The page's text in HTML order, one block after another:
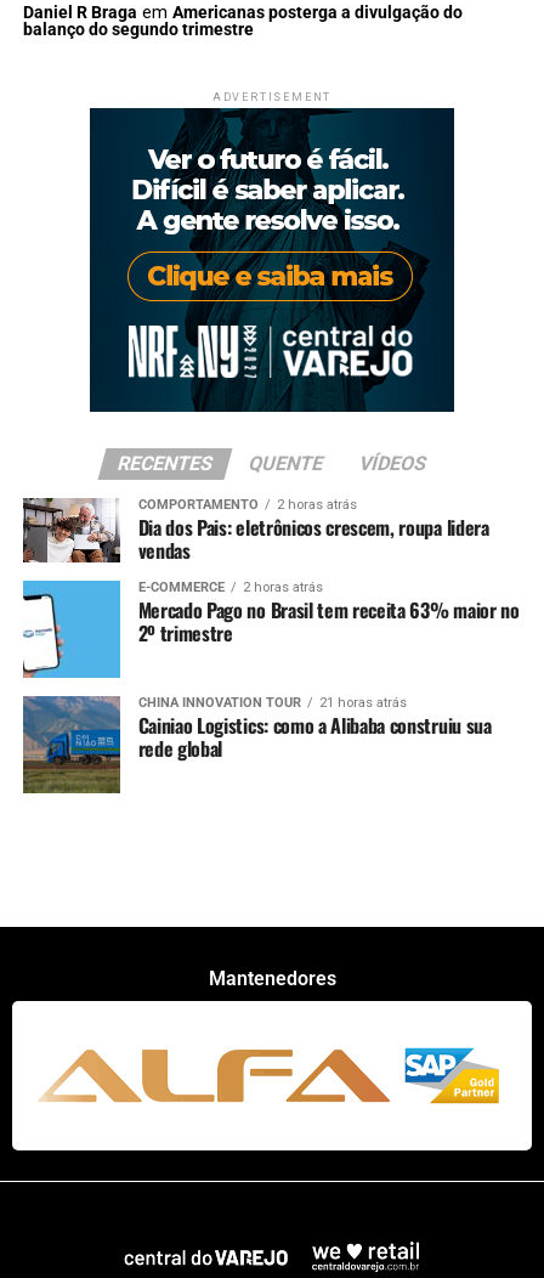
Daniel R Braga em Americanas posterga a divulgação do
balanço do segundo trimestre
ADVERTISEMENT
RECENTES QUENTE VÍDEOS
COMPORTAMENTO 2 horas atrás
Dia dos Pais: eletrônicos crescem, roupa lidera
vendas
E-COMMERCE 2 horas atrás
Mercado Pago no Brasil tem receita 63% maior no
2º trimestre
CHINA INNOVATION TOUR 21 horas atrás
Cainiao Logistics: como a Alibaba construiu sua
rede global
Mantenedores